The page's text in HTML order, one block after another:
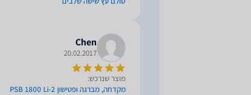
Chen
20.02.2017
מוצר שנרכש:
מקדחה, מברגה ופטישון PSB 1800 Li-2